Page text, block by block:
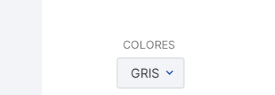
COLORES
GRIS